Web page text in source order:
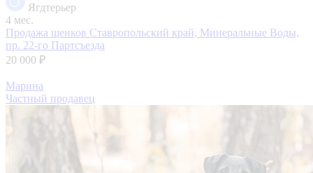
Ягдтерьер
4 мес.
Продажа щенков Ставропольский край, Минеральные Воды,
пр. 22-го Партсъезда
20 000 ₽
Марина
Частный продавец